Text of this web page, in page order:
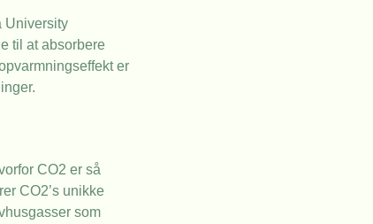
University
til at absorbere
er
CO2 er så
CO2’s unikke
som